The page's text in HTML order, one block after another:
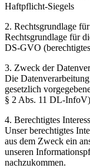
Haftpflicht-Siegels
2. Rechtsgrundlage
Rechtsgrundlage für
DS-GVO
3. Zweck der
Die
gesetzlich
§ 2 Abs. 11 DL-
4. Berechtigtes
Unser berechtigtes
aus dem Zweck ein
unseren
nachzukommen.